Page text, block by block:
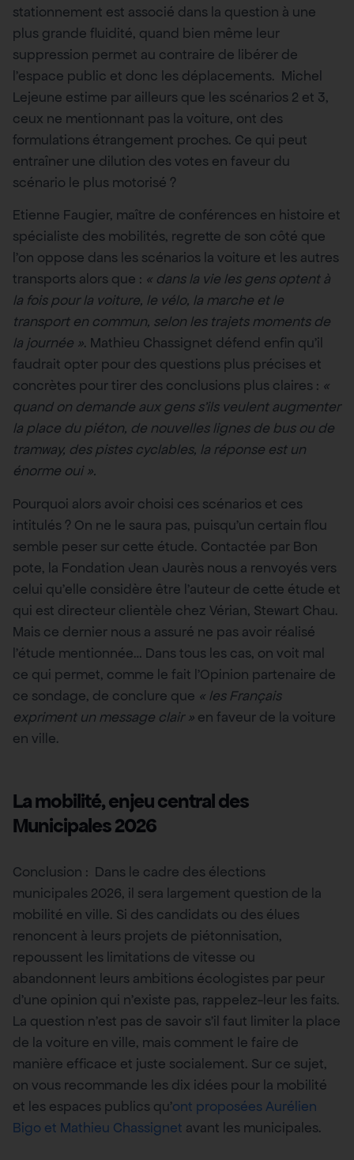
stationnement est associé dans la question à une
plus grande fluidité, quand bien même leur
suppression permet au contraire de libérer de
l’espace public et donc les déplacements. Michel
Lejeune estime par ailleurs que les scénarios 2 et 3,
ceux ne mentionnant pas la voiture, ont des
formulations étrangement proches. Ce qui peut
entraîner une dilution des votes en faveur du
scénario le plus motorisé ?
Etienne Faugier, maître de conférences en histoire et
spécialiste des mobilités, regrette de son côté que
l’on oppose dans les scénarios la voiture et les autres
transports alors que : « dans la vie les gens optent à
la fois pour la voiture, le vélo, la marche et le
transport en commun, selon les trajets moments de
la journée ». Mathieu Chassignet défend enfin qu’il
faudrait opter pour des questions plus précises et
concrètes pour tirer des conclusions plus claires : «
quand on demande aux gens s’ils veulent augmenter
la place du piéton, de nouvelles lignes de bus ou de
tramway, des pistes cyclables, la réponse est un
énorme oui».
Pourquoi alors avoir choisi ces scénarios et ces
intitulés ? On ne le saura pas, puisqu’un certain flou
semble peser sur cette étude. Contactée par Bon
pote, la Fondation Jean Jaurès nous a renvoyés vers
celui qu’elle considère être l’auteur de cette étude et
qui est directeur clientèle chez Vérian, Stewart Chau.
Mais ce dernier nous a assuré ne pas avoir réalisé
l’étude mentionnée… Dans tous les cas, on voit mal
ce qui permet, comme le fait l’Opinion partenaire de
ce sondage, de conclure que « les Français
expriment un message clair» en faveur de la voiture
en ville.
La mobilité, enjeu central des
Municipales 2026
Conclusion : Dans le cadre des élections
municipales 2026, il sera largement question de la
mobilité en ville. Si des candidats ou des élues
renoncent à leurs projets de piétonnisation,
repoussent les limitations de vitesse ou
abandonnent leurs ambitions écologistes par peur
d’une opinion qui n’existe pas, rappelez-leur les faits.
La question n’est pas de savoir s’il faut limiter la place
de la voiture en ville, mais comment le faire de
manière efficace et juste socialement. Sur ce sujet,
on vous recommande les dix idées pour la mobilité
et les espaces publics qu’ont proposées Aurélien
Bigo et Mathieu Chassignet avant les municipales.